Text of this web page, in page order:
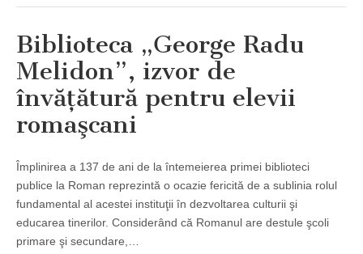
Biblioteca „George Radu
Melidon”, izvor de
învăţătură pentru elevii
romaşcani
Împlinirea a 137 de ani de la întemeierea primei biblioteci
publice la Roman reprezintă o ocazie fericită de a sublinia rolul
fundamental al acestei instituţii în dezvoltarea culturii şi
educarea tinerilor. Considerând că Romanul are destule şcoli
primare şi secundare,…